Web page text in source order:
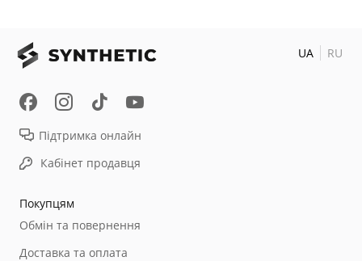
Покупцям
Обмін та повернення
Доставка та оплата
Підтримка онлайн
Кабінет продавця
UA RU